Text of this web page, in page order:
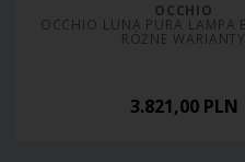
OCCHIO
RÓŻNE WARIANTY
3.821,00 PLN